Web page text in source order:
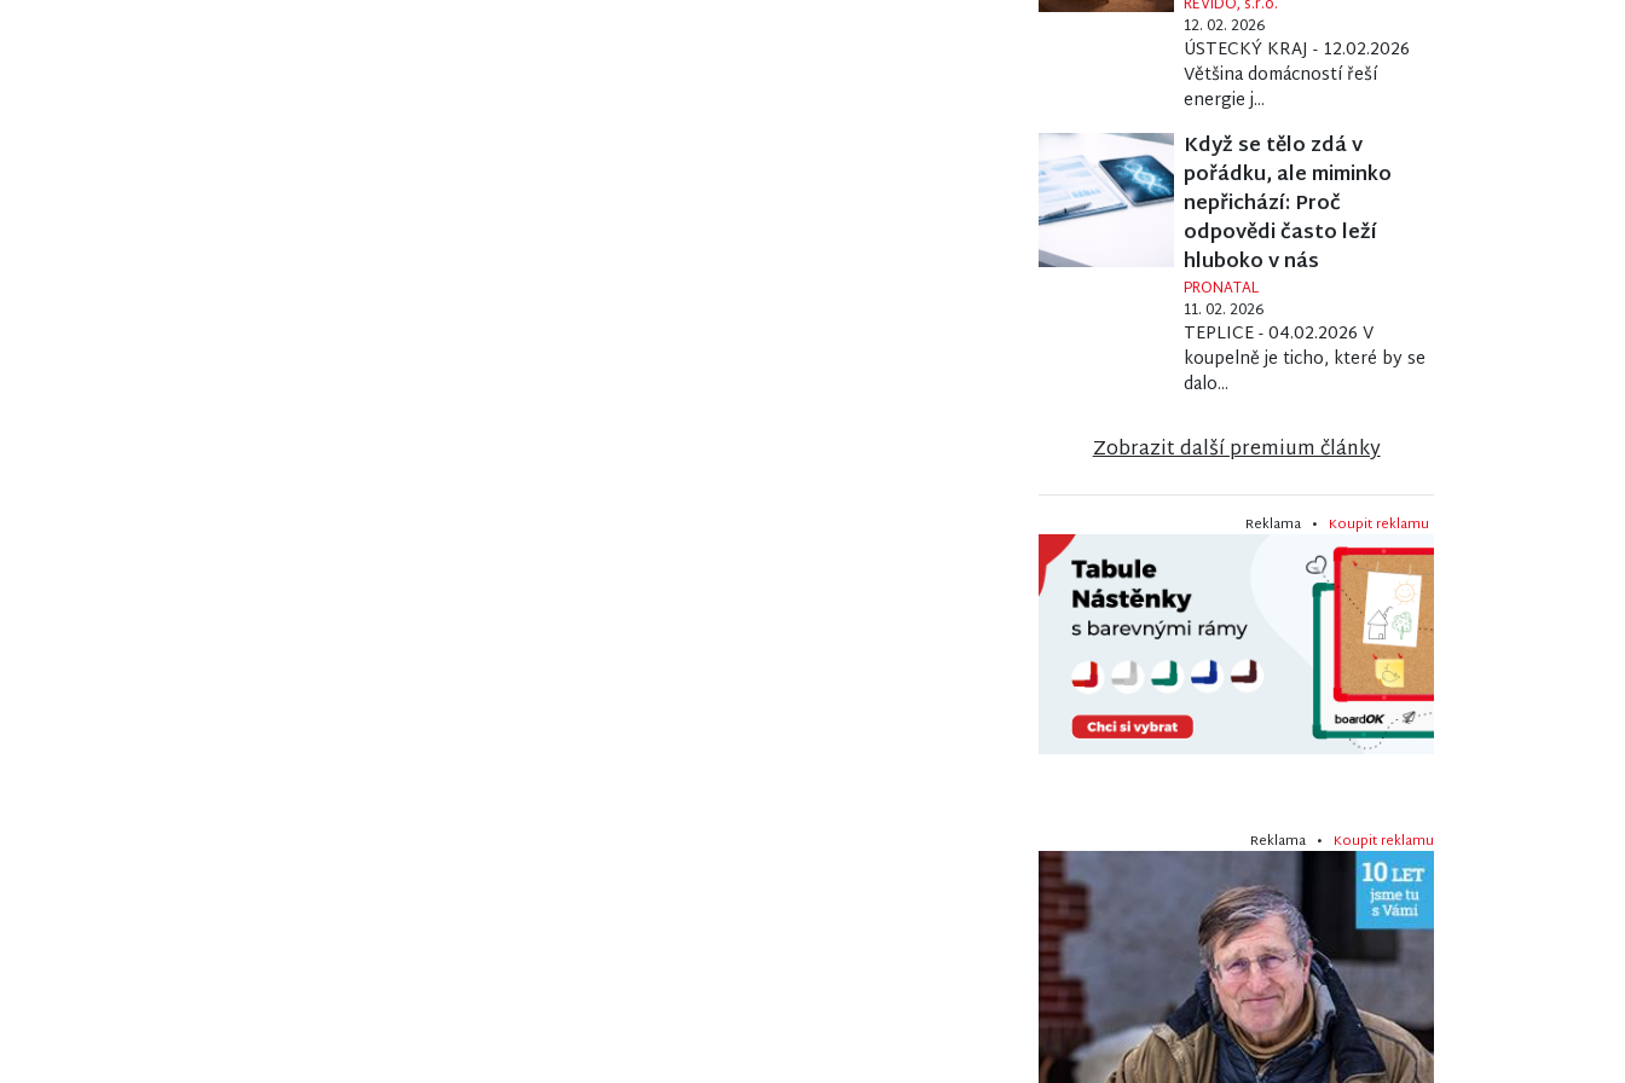
12. 02. 2026
ÚSTECKÝ KRAJ - 12.02.2026
Většina domácností řeší
energie j...
Když se tělo zdá v
pořádku, ale miminko
nepřichází: Proč
odpovědi často leží
hluboko v nás
PRONATAL
11. 02. 2026
TEPLICE - 04.02.2026 V
koupelně je ticho, které by se
dalo...
Zobrazit další premium články
Reklama • Koupit reklamu
Reklama • Koupit reklamu